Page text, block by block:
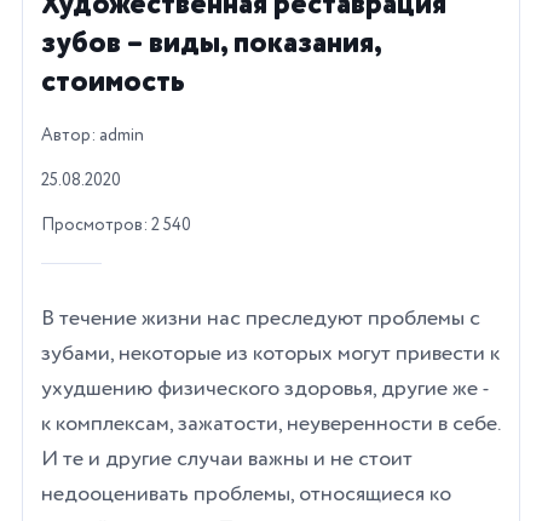
зубов – виды, показания,
стоимость
Автор: admin
25.08.2020
Просмотров: 2 540
В течение жизни нас преследуют проблемы с
зубами, некоторые из которых могут привести к
ухудшению физического здоровья, другие же -
к комплексам, зажатости, неуверенности в себе.
И те и другие случаи важны и не стоит
недооценивать проблемы, относящиеся ко